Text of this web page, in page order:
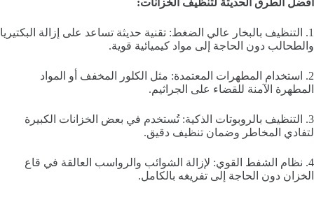
1. التنظيف بالبخار عالي الضغط: تقنية حديثة تساعد على إزالة البكتيريا
والطحالب دون الحاجة إلى مواد كيميائية قوية.
2. استخدام المطهرات المعتمدة: مثل الكلور المخفف أو المواد
المطهرة الآمنة للقضاء على الجراثيم.
3. التنظيف بالروبوتات الذكية: تُستخدم في بعض الخزانات الكبيرة
لتفادي المخاطر وضمان تنظيف دقيق.
4. نظام الشفط القوي: لإزالة الشوائب والرواسب العالقة في قاع
الخزان دون الحاجة إلى تفريغه بالكامل.